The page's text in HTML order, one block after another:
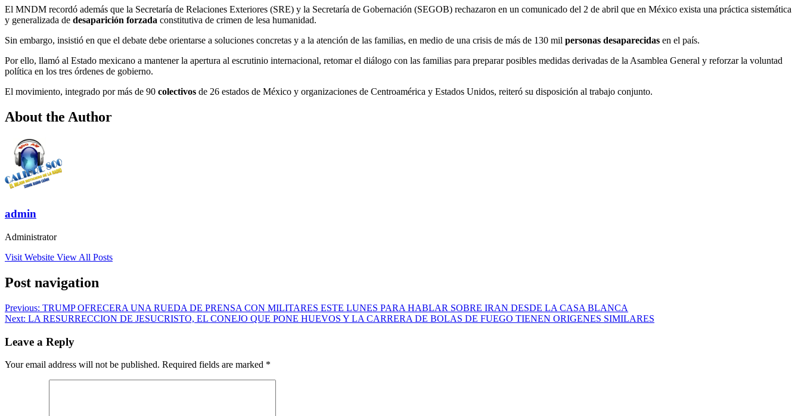
El MNDM recordó además que la Secretaría de Relaciones Exteriores (SRE) y la Secretaría de Gobernación (SEGOB) rechazaron en un comunicado del 2 de abril que en México exista una práctica sistemática
y generalizada de desaparición forzada constitutiva de crimen de lesa humanidad.
Sin embargo, insistió en que el debate debe orientarse a soluciones concretas y a la atención de las familias, en medio de una crisis de más de 130 mil personas desaparecidas en el país.
Por ello, llamó al Estado mexicano a mantener la apertura al escrutinio internacional, retomar el diálogo con las familias para preparar posibles medidas derivadas de la Asamblea General y reforzar la voluntad
política en los tres órdenes de gobierno.
El movimiento, integrado por más de 90 colectivos de 26 estados de México y organizaciones de Centroamérica y Estados Unidos, reiteró su disposición al trabajo conjunto.
About the Author
admin
Administrator
Visit Website View All Posts
Post navigation
Previous: TRUMP OFRECERA UNA RUEDA DE PRENSA CON MILITARES ESTE LUNES PARA HABLAR SOBRE IRAN DESDE LA CASA BLANCA
Next: LA RESURRECCION DE JESUCRISTO, EL CONEJO QUE PONE HUEVOS Y LA CARRERA DE BOLAS DE FUEGO TIENEN ORIGENES SIMILARES
Leave a Reply
Your email address will not be published. Required fields are marked *